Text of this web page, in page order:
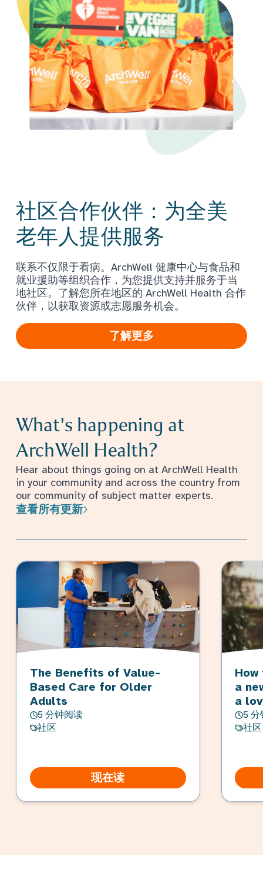
社区合作伙伴：为全美
老年人提供服务
联系不仅限于看病。ArchWell 健康中心与食品和
就业援助等组织合作，为您提供支持并服务于当
地社区。了解您所在地区的 ArchWell Health 合作
伙伴，以获取资源或志愿服务机会。
了解更多
What's happening at
ArchWell Health?
Hear about things going on at ArchWell Health
in your community and across the country from
our community of subject matter experts.
查看所有更新
The Benefits of Value-
Based Care for Older
Adults
5 分钟阅读
社区
现在读
a
a
5 分
社区